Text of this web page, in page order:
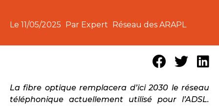
Le 11/05/2025 Par Expert Réseau des ARAPL
La fibre optique remplacera d’ici 2030 le réseau
téléphonique actuellement utilisé pour l’ADSL.